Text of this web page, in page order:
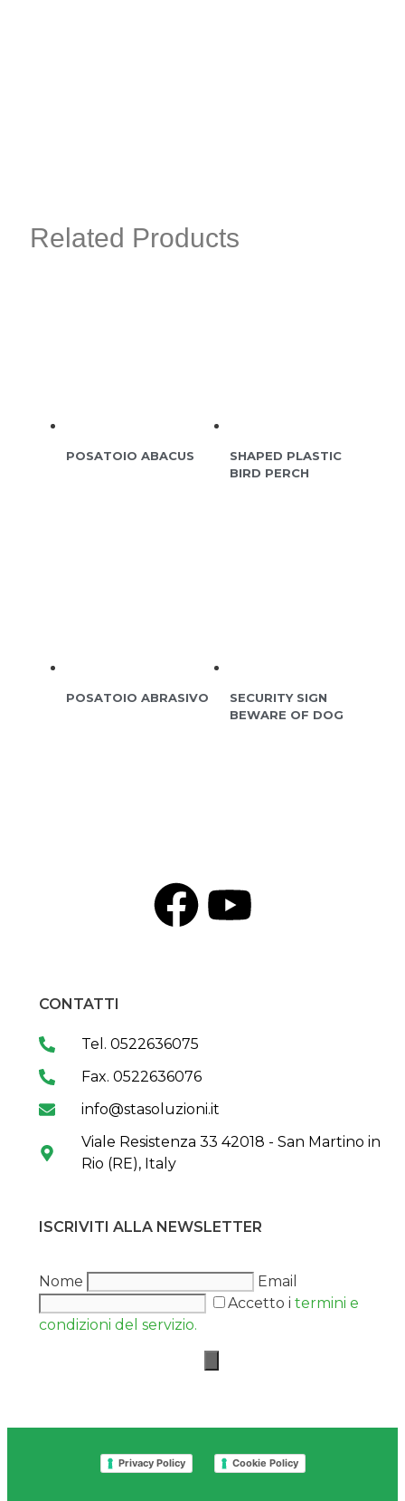
Related Products
POSATOIO ABACUS
SHAPED PLASTIC
BIRD PERCH
POSATOIO ABRASIVO
SECURITY SIGN
BEWARE OF DOG
CONTATTI
Tel. 0522636075
Fax. 0522636076
info@stasoluzioni.it
Viale Resistenza 33 42018 - San Martino in
Rio (RE), Italy
ISCRIVITI ALLA NEWSLETTER
Nome
Email
Accetto i termini e
condizioni del servizio.
Privacy Policy Cookie Policy